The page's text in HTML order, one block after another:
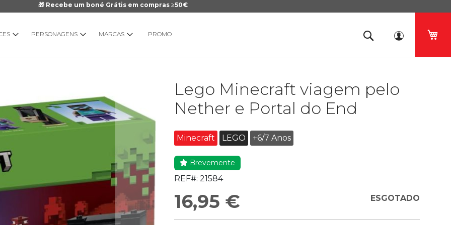
🎁 Recebe um boné Grátis em compras ≥50€
PERSONAGENS MARCAS PROMO
Lego Minecraft viagem pelo
Nether e Portal do End
Minecraft LEGO +6/7 Anos
Brevemente
REF#: 21584
16,95 € ESGOTADO
da
Galeria
imagens